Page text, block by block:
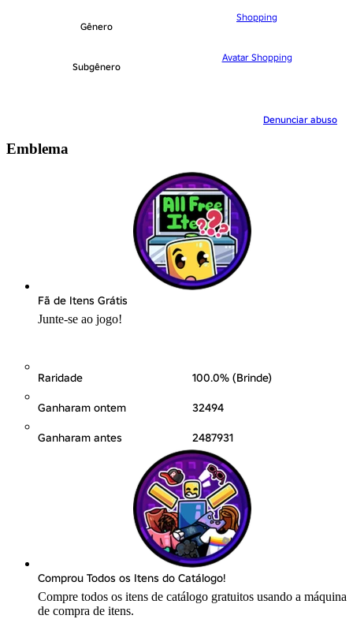
Gênero
Shopping
Subgênero
Avatar Shopping
Denunciar abuso
Emblema
Fã de Itens Grátis
Junte-se ao jogo!
Raridade 100.0% (Brinde)
Ganharam ontem 32494
Ganharam antes 2487931
Comprou Todos os Itens do Catálogo!
Compre todos os itens de catálogo gratuitos usando a máquina
de compra de itens.